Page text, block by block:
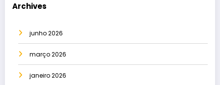
Archives
junho 2026
março 2026
janeiro 2026